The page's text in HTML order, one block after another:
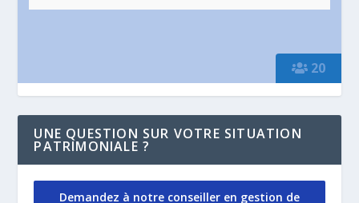
20
UNE QUESTION SUR VOTRE SITUATION
PATRIMONIALE ?
Demandez à notre conseiller en gestion de